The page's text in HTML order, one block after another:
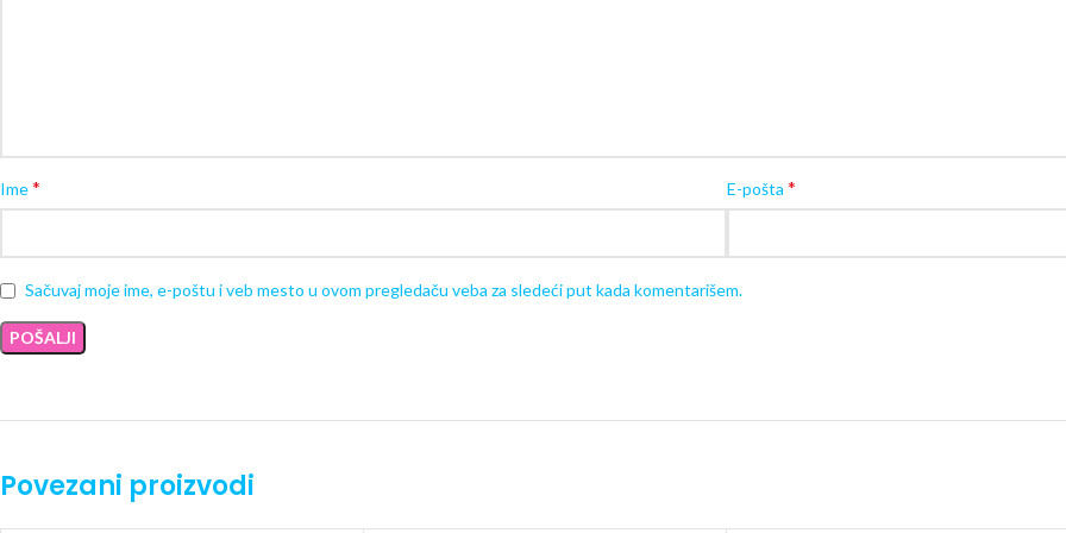
proizvoda.
Ime* E-pošta *
Sačuvaj moje ime, e-poštu i veb mesto u ovom pregledaču veba za sledeći put kada komentarišem.
Povezani proizvodi